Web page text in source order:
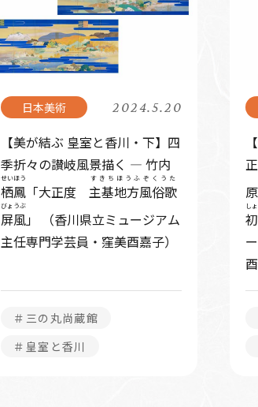
2024.5.20
【美が結ぶ 皇室と香川・下】四
季折々の讃岐風景描く ― 竹内
栖鳳
せいほう
「大正度主基地方風俗歌
すきちほうふぞくうた
屏風
びょうぶ
」 （香川県立ミュージアム
主任専門学芸員・窪美酉嘉子）
＃三の丸尚蔵館
＃皇室と香川
し